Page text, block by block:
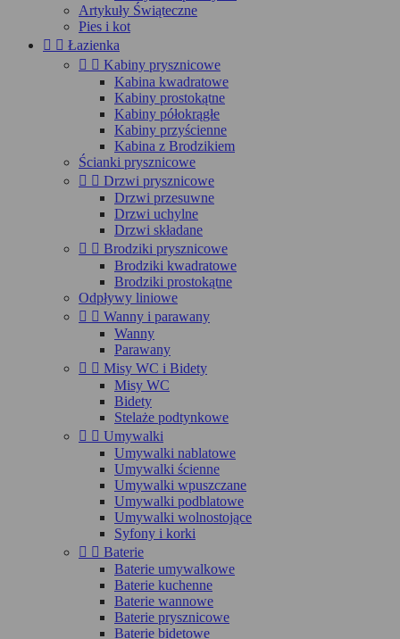
Artykuły Świąteczne
Pies i kot
  Łazienka
  Kabiny prysznicowe
Kabina kwadratowe
Kabiny prostokątne
Kabiny półokrągłe
Kabiny przyścienne
Kabina z Brodzikiem
Ścianki prysznicowe
  Drzwi prysznicowe
Drzwi przesuwne
Drzwi uchylne
Drzwi składane
  Brodziki prysznicowe
Brodziki kwadratowe
Brodziki prostokątne
Odpływy liniowe
  Wanny i parawany
Wanny
Parawany
  Misy WC i Bidety
Misy WC
Bidety
Stelaże podtynkowe
  Umywalki
Umywalki nablatowe
Umywalki ścienne
Umywalki wpuszczane
Umywalki podblatowe
Umywalki wolnostojące
Syfony i korki
  Baterie
Baterie umywalkowe
Baterie kuchenne
Baterie wannowe
Baterie prysznicowe
Baterie bidetowe